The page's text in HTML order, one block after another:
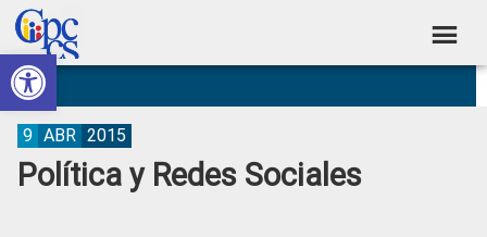
Abrir barra de herramientas
Skip
to
primary
navigation
Skip
to
main
content
Skip
to
primary
sidebar
Skip
to
footer
Consejo
de
Participación
Ciudadana
Construyendo
Poder
Ciudadano
Política y Redes Sociales
9 ABR 2015